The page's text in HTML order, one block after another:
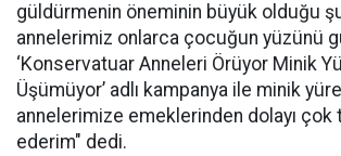
güldürmenin öneminin büyük olduğu
annelerimiz onlarca çocuğun yüzünü
‘Konservatuar Anneleri Örüyor Minik
Üşümüyor’ adlı kampanya ile minik
annelerimize emeklerinden dolayı çok
ederim" dedi.